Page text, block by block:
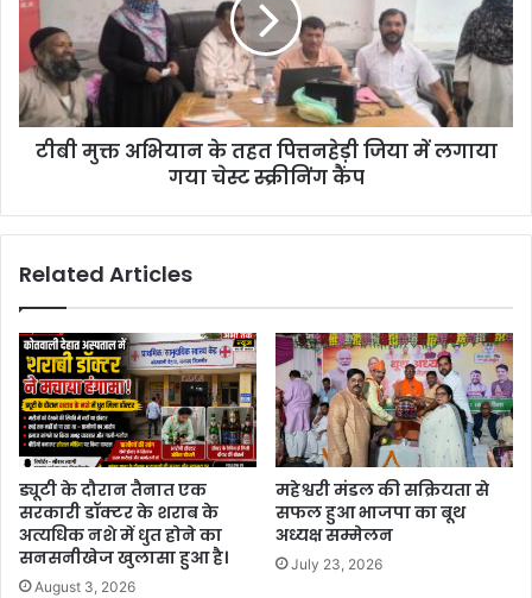
टीबी मुक्त अभियान के तहत पित्तनहेड़ी जिया में लगाया
गया चेस्ट स्क्रीनिंग कैंप
Related Articles
ड्यूटी के दौरान तैनात एक
सरकारी डॉक्टर के शराब के
अत्यधिक नशे में धुत होने का
सनसनीखेज खुलासा हुआ है।
August 3, 2026
महेश्वरी मंडल की सक्रियता से
सफल हुआ भाजपा का बूथ
अध्यक्ष सम्मेलन
July 23, 2026